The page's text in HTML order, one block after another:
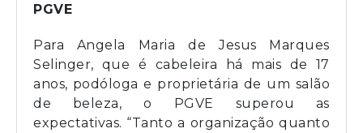
PGVE
Para Angela Maria de Jesus Marques
Selinger, que é cabeleira há mais de 17
anos, podóloga e proprietária de um salão
de beleza, o PGVE superou as
expectativas. “Tanto a organização quanto